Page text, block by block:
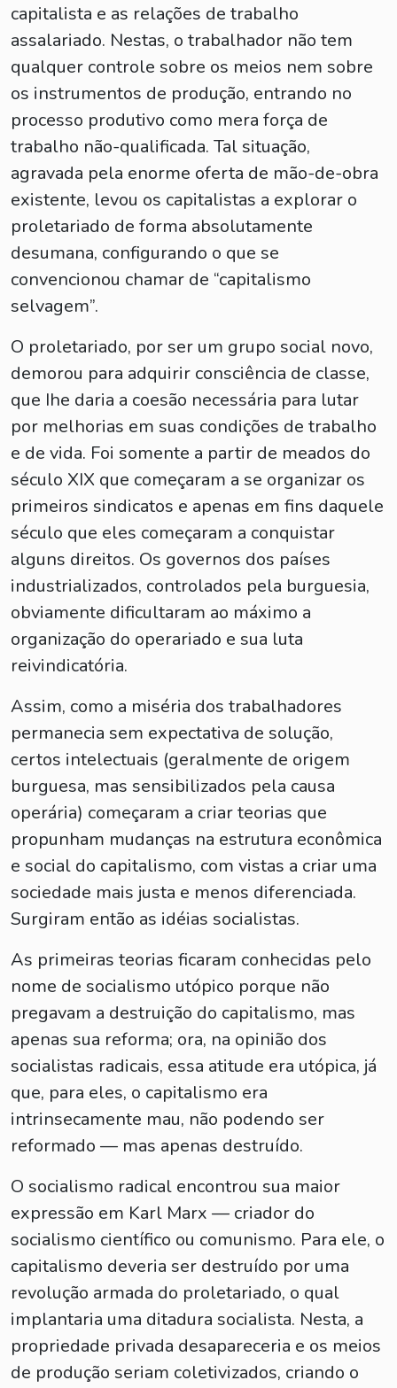
capitalista e as relações de trabalho
assalariado. Nestas, o trabalhador não tem
qualquer controle sobre os meios nem sobre
os instrumentos de produção, entrando no
processo produtivo como mera força de
trabalho não-qualificada. Tal situação,
agravada pela enorme oferta de mão-de-obra
existente, levou os capitalistas a explorar o
proletariado de forma absolutamente
desumana, configurando o que se
convencionou chamar de “capitalismo
selvagem”.
O proletariado, por ser um grupo social novo,
demorou para adquirir consciência de classe,
que Ihe daria a coesão necessária para lutar
por melhorias em suas condições de trabalho
e de vida. Foi somente a partir de meados do
século XIX que começaram a se organizar os
primeiros sindicatos e apenas em fins daquele
século que eles começaram a conquistar
alguns direitos. Os governos dos países
industrializados, controlados pela burguesia,
obviamente dificultaram ao máximo a
organização do operariado e sua luta
reivindicatória.
Assim, como a miséria dos trabalhadores
permanecia sem expectativa de solução,
certos intelectuais (geralmente de origem
burguesa, mas sensibilizados pela causa
operária) começaram a criar teorias que
propunham mudanças na estrutura econômica
e social do capitalismo, com vistas a criar uma
sociedade mais justa e menos diferenciada.
Surgiram então as idéias socialistas.
As primeiras teorias ficaram conhecidas pelo
nome de socialismo utópico porque não
pregavam a destruição do capitalismo, mas
apenas sua reforma; ora, na opinião dos
socialistas radicais, essa atitude era utópica, já
que, para eles, o capitalismo era
intrinsecamente mau, não podendo ser
reformado — mas apenas destruído.
O socialismo radical encontrou sua maior
expressão em Karl Marx — criador do
socialismo científico ou comunismo. Para ele, o
capitalismo deveria ser destruído por uma
revolução armada do proletariado, o qual
implantaria uma ditadura socialista. Nesta, a
propriedade privada desapareceria e os meios
de produção seriam coletivizados, criando o